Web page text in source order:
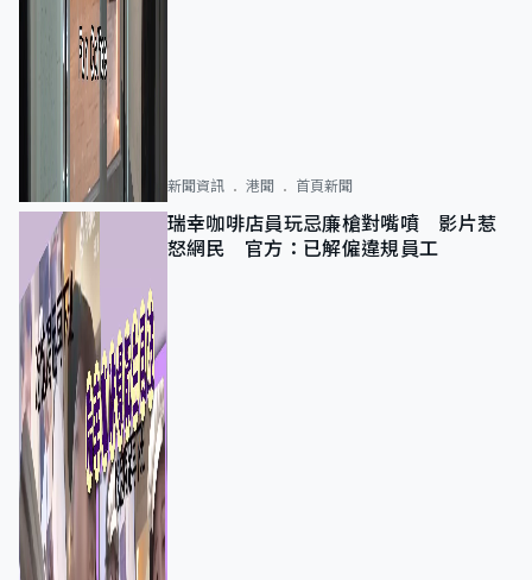
新聞資訊 港聞 首頁新聞
瑞幸咖啡店員玩忌廉槍對嘴噴 影片惹
怒網民 官方：已解僱違規員工